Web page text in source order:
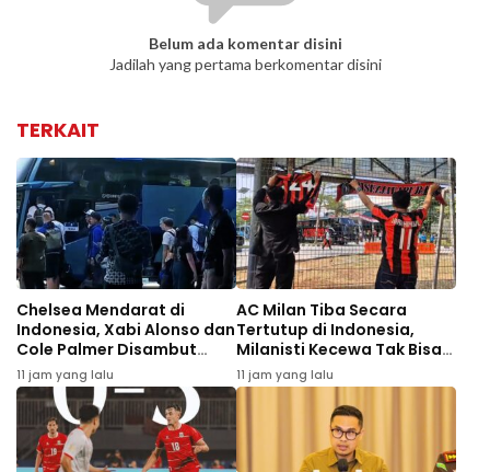
Belum ada komentar disini
Jadilah yang pertama berkomentar disini
TERKAIT
Chelsea Mendarat di
Indonesia, Xabi Alonso dan
Cole Palmer Disambut
Antusias Jelang Lawan AC
Milan
11 jam yang lalu
AC Milan Tiba Secara
Tertutup di Indonesia,
Milanisti Kecewa Tak Bisa
Bertemu Idola
11 jam yang lalu